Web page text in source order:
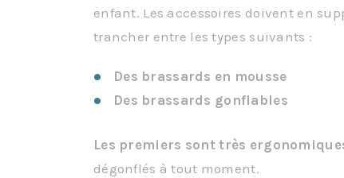
enfant. Les accessoires doivent en
trancher entre les types suivants :
Des brassards en mousse
Des brassards gonflables
Les premiers sont très
dégonflés à tout moment.